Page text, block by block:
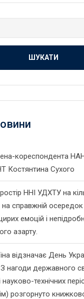
кореспондента НАН
Костянтина Сухого
ННІ УДХТУ на
на справжній
емоцій і
азарту.
відзначає День
нагоди державного
науково-технічних
розгорнуто